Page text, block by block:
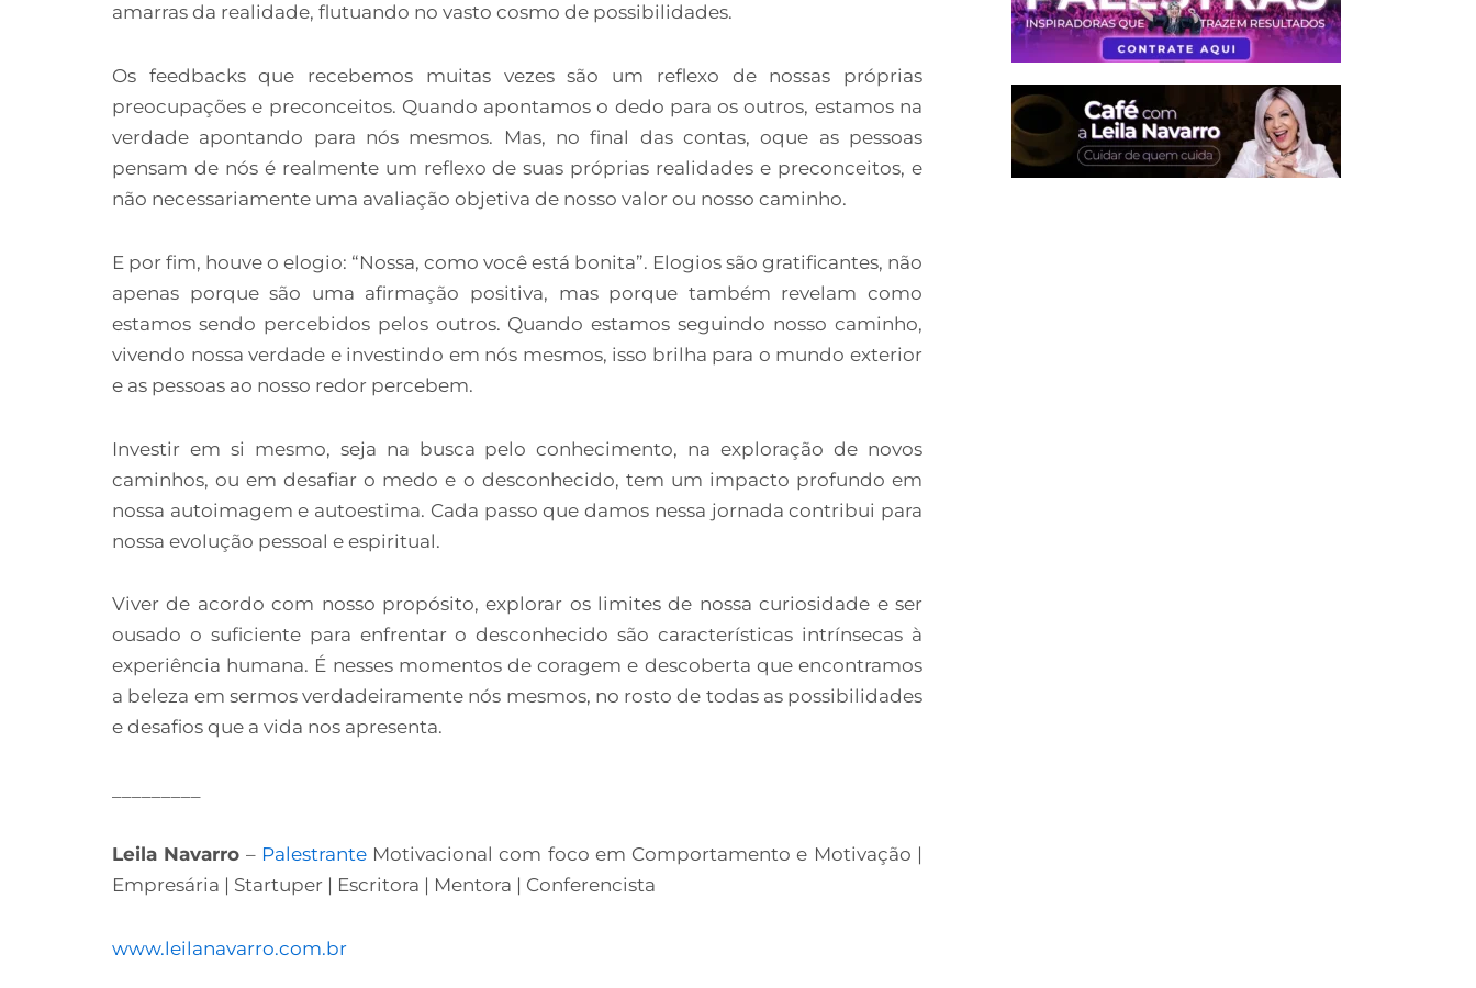
amarras da realidade, flutuando no vasto cosmo de possibilidades.
Os feedbacks que recebemos muitas vezes são um reflexo de nossas próprias
preocupações e preconceitos. Quando apontamos o dedo para os outros, estamos na
verdade apontando para nós mesmos. Mas, no final das contas, oque as pessoas
pensam de nós é realmente um reflexo de suas próprias realidades e preconceitos, e
não necessariamente uma avaliação objetiva de nosso valor ou nosso caminho.
E por fim, houve o elogio: “Nossa, como você está bonita”. Elogios são gratificantes, não
apenas porque são uma afirmação positiva, mas porque também revelam como
estamos sendo percebidos pelos outros. Quando estamos seguindo nosso caminho,
vivendo nossa verdade e investindo em nós mesmos, isso brilha para o mundo exterior
e as pessoas ao nosso redor percebem.
Investir em si mesmo, seja na busca pelo conhecimento, na exploração de novos
caminhos, ou em desafiar o medo e o desconhecido, tem um impacto profundo em
nossa autoimagem e autoestima. Cada passo que damos nessa jornada contribui para
nossa evolução pessoal e espiritual.
Viver de acordo com nosso propósito, explorar os limites de nossa curiosidade e ser
ousado o suficiente para enfrentar o desconhecido são características intrínsecas à
experiência humana. É nesses momentos de coragem e descoberta que encontramos
a beleza em sermos verdadeiramente nós mesmos, no rosto de todas as possibilidades
e desafios que a vida nos apresenta.
Leila Navarro – PalestranteMotivacional com foco em Comportamento e Motivação |
Empresária | Startuper | Escritora | Mentora | Conferencista
www.leilanavarro.com.br